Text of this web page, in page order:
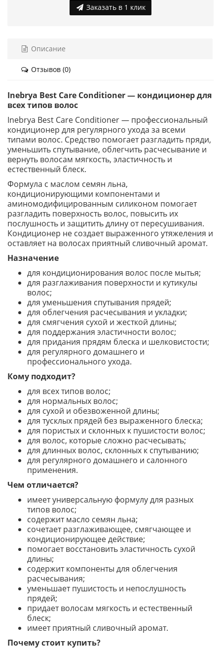
Заказать в 1 клик
Описание
Отзывов (0)
Inebrya Best Care Conditioner — кондиционер для
всех типов волос
Inebrya Best Care Conditioner — профессиональный
кондиционер для регулярного ухода за всеми
типами волос. Средство помогает разгладить пряди,
уменьшить спутывание, облегчить расчесывание и
вернуть волосам мягкость, эластичность и
естественный блеск.
Формула с маслом семян льна,
кондиционирующими компонентами и
аминомодифицированным силиконом помогает
разгладить поверхность волос, повысить их
послушность и защитить длину от пересушивания.
Кондиционер не создает выраженного утяжеления и
оставляет на волосах приятный сливочный аромат.
Назначение
для кондиционирования волос после мытья;
для разглаживания поверхности и кутикулы
волос;
для уменьшения спутывания прядей;
для облегчения расчесывания и укладки;
для смягчения сухой и жесткой длины;
для поддержания эластичности волос;
для придания прядям блеска и шелковистости;
для регулярного домашнего и
профессионального ухода.
Кому подходит?
для всех типов волос;
для нормальных волос;
для сухой и обезвоженной длины;
для тусклых прядей без выраженного блеска;
для пористых и склонных к пушистости волос;
для волос, которые сложно расчесывать;
для длинных волос, склонных к спутыванию;
для регулярного домашнего и салонного
применения.
Чем отличается?
имеет универсальную формулу для разных
типов волос;
содержит масло семян льна;
сочетает разглаживающее, смягчающее и
кондиционирующее действие;
помогает восстановить эластичность сухой
длины;
содержит компоненты для облегчения
расчесывания;
уменьшает пушистость и непослушность
прядей;
придает волосам мягкость и естественный
блеск;
имеет приятный сливочный аромат.
Почему стоит купить?